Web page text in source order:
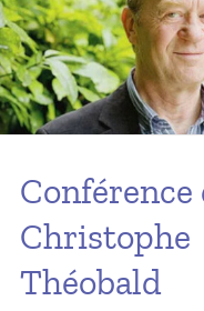
Conférence
Christophe
Théobald